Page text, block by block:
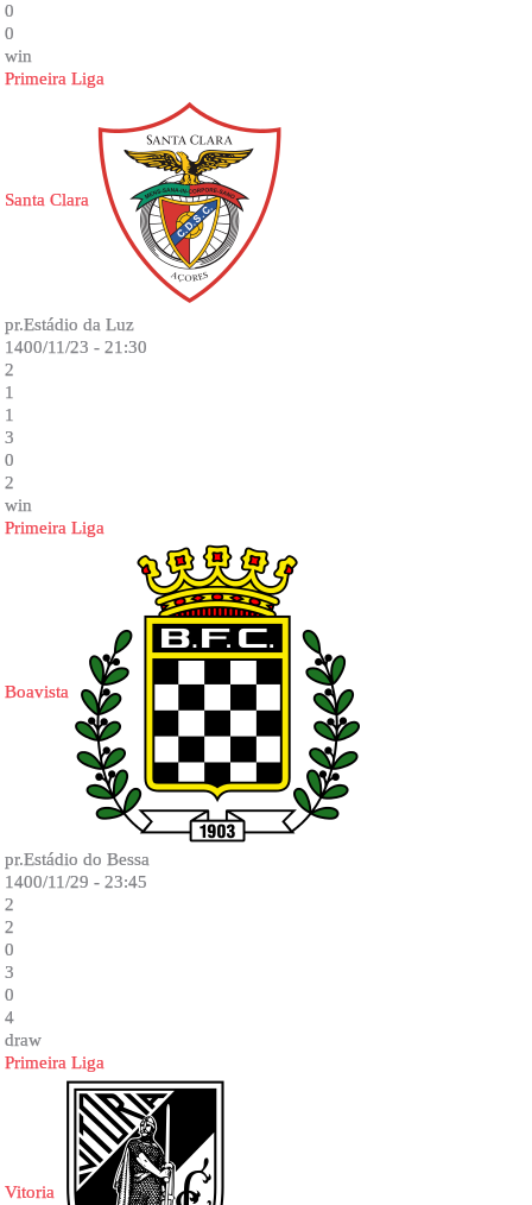
0
0
win
Primeira Liga
Santa Clara
pr.Estádio da Luz
1400/11/23 - 21:30
2
1
1
3
0
2
win
Primeira Liga
Boavista
pr.Estádio do Bessa
1400/11/29 - 23:45
2
2
0
3
0
4
draw
Primeira Liga
Vitoria